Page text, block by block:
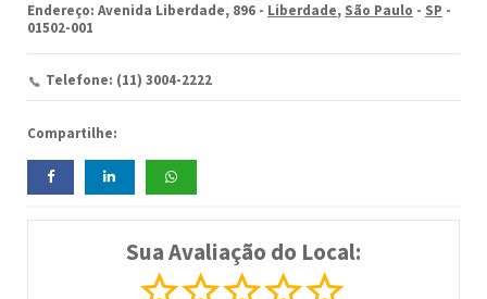
Endereço: Avenida Liberdade, 896 - Liberdade, São Paulo - SP -
01502-001
Telefone: (11) 3004-2222
Compartilhe:
Sua Avaliação do Local: